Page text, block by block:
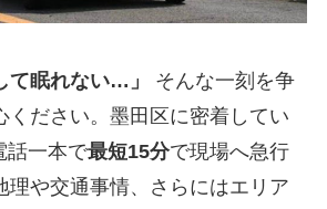
て眠れない…」
そんな一刻を争
ください。墨田区に密着してい
話一本で最短15分で現場へ急行
理や交通事情、さらにはエリア